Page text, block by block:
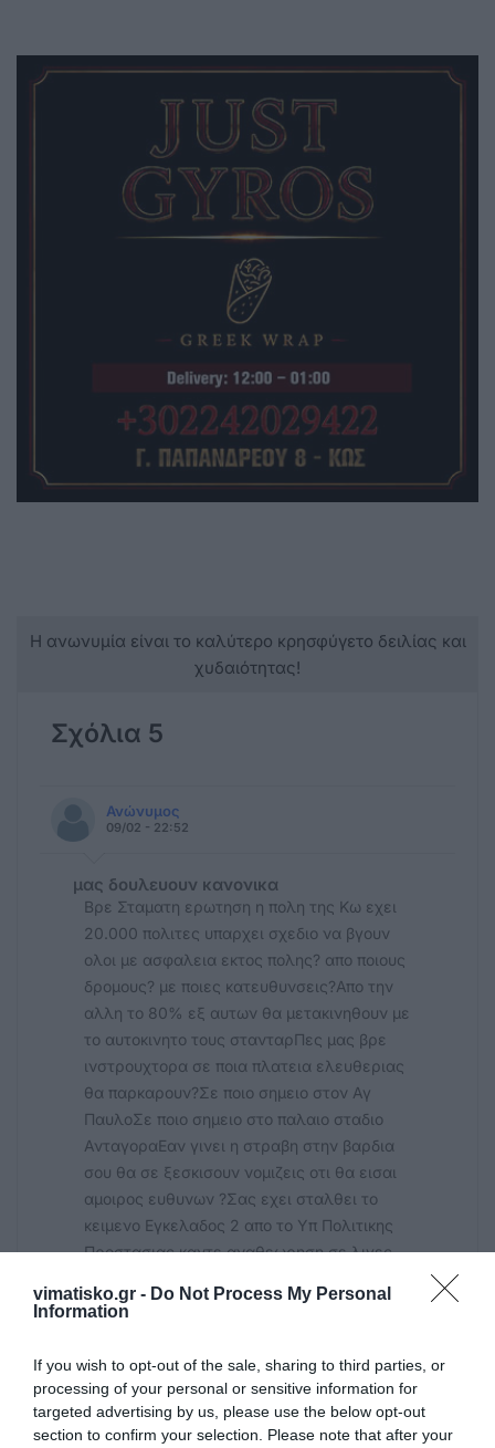
vimatisko.gr - Do Not Process My Personal
Information
If you wish to opt-out of the sale, sharing to third parties, or
processing of your personal or sensitive information for
targeted advertising by us, please use the below opt-out
section to confirm your selection. Please note that after your
Η ανωνυμία είναι το καλύτερο κρησφύγετο δειλίας και
χυδαιότητας!
Σχόλια 5
Ανώνυμος
09/02 - 22:52
μας δουλευουν κανονικα
Βρε Σταματη ερωτηση η πολη της Κω εχει
20.000 πολιτες υπαρχει σχεδιο να βγουν
ολοι με ασφαλεια εκτος πολης? απο ποιους
δρομους? με ποιες κατευθυνσεις?Απο την
αλλη το 80% εξ αυτων θα μετακινηθουν με
το αυτοκινητο τους στανταρΠες μας βρε
ινστρουχτορα σε ποια πλατεια ελευθεριας
θα παρκαρουν?Σε ποιο σημειο στον Αγ
ΠαυλοΣε ποιο σημειο στο παλαιο σταδιο
ΑνταγοραΕαν γινει η στραβη στην βαρδια
σου θα σε ξεσκισουν νομιζεις οτι θα εισαι
αμοιρος ευθυνων ?Σας εχει σταλθει το
κειμενο Εγκελαδος 2 απο το Υπ Πολιτικης
Προστασιας καντε αναθεωρηση σε λιγες
σοβαρεψου μεγαλος ανθρωπος αλλα
Αντωνης Σκ
09/02 - 16:04